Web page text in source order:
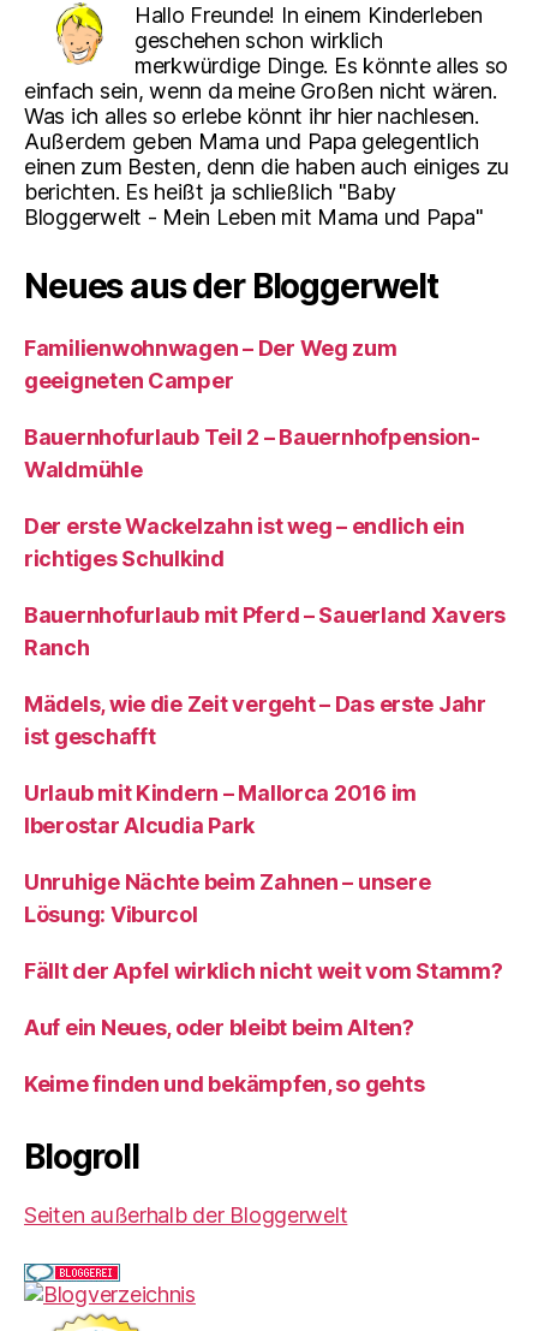
Hallo Freunde! In einem Kinderleben
geschehen schon wirklich
merkwürdige Dinge. Es könnte alles so
einfach sein, wenn da meine Großen nicht wären.
Was ich alles so erlebe könnt ihr hier nachlesen.
Außerdem geben Mama und Papa gelegentlich
einen zum Besten, denn die haben auch einiges zu
berichten. Es heißt ja schließlich "Baby
Bloggerwelt - Mein Leben mit Mama und Papa"
Neues aus der Bloggerwelt
Familienwohnwagen – Der Weg zum
geeigneten Camper
Bauernhofurlaub Teil 2 – Bauernhofpension-
Waldmühle
Der erste Wackelzahn ist weg – endlich ein
richtiges Schulkind
Bauernhofurlaub mit Pferd – Sauerland Xavers
Ranch
Mädels, wie die Zeit vergeht – Das erste Jahr
ist geschafft
Urlaub mit Kindern – Mallorca 2016 im
Iberostar Alcudia Park
Unruhige Nächte beim Zahnen – unsere
Lösung: Viburcol
Fällt der Apfel wirklich nicht weit vom Stamm?
Auf ein Neues, oder bleibt beim Alten?
Keime finden und bekämpfen, so gehts
Blogroll
Seiten außerhalb der Bloggerwelt